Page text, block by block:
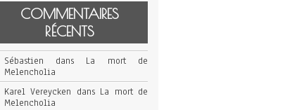
COMMENTAIRES
RÉCENTS
Sébastien dans La mort de
Melencholia
Karel Vereycken dans La mort de
Melencholia